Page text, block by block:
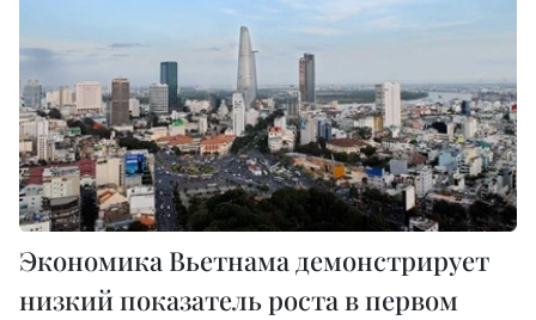
Экономика Вьетнама демонстрирует
низкий показатель роста в первом